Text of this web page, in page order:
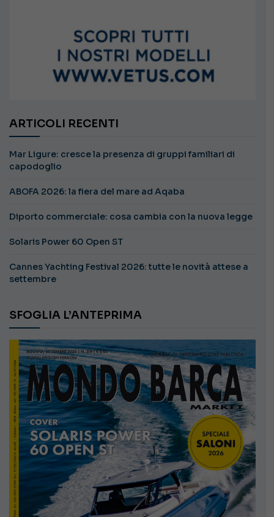
ARTICOLI RECENTI
Mar Ligure: cresce la presenza di gruppi familiari di
capodoglio
ABOFA 2026: la fiera del mare ad Aqaba
Diporto commerciale: cosa cambia con la nuova legge
Solaris Power 60 Open ST
Cannes Yachting Festival 2026: tutte le novità attese a
settembre
SFOGLIA L’ANTEPRIMA